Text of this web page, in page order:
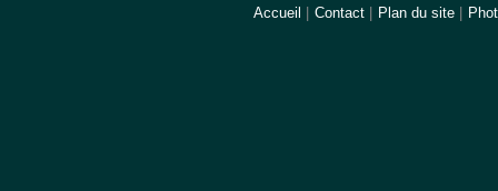
Accueil Contact Plan du site